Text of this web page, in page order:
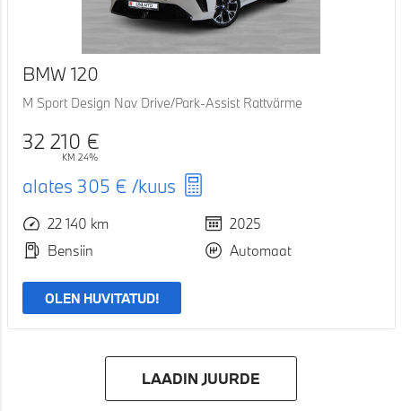
BMW 120
M Sport Design Nav Drive/Park-Assist Rattvärme
32 210 €
KM 24%
alates 305 € /kuus
22 140 km
2025
Bensiin
Automaat
OLEN HUVITATUD!
LAADIN JUURDE